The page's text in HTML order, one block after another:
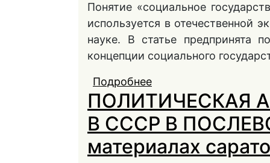
Понятие «социальное
используется в отечественной
науке. В статье предпринята
концепции социального
Подробнее
СОВРЕМЕННОСТЬ
ПОЛИТИЧЕСКАЯ
В СССР В
материалах